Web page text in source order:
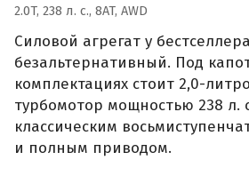
2.0T, 238 л. с., 8AT, AWD
Силовой агрегат у
безальтернативный. Под
комплектациях стоит 2,0-
турбомотор мощностью 238 л.
классическим
и полным приводом.